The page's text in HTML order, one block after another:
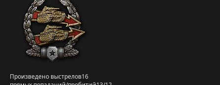
Произведено выстрелов16